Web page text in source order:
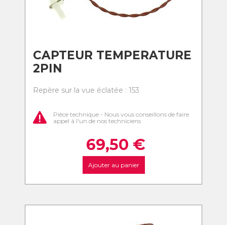
CAPTEUR TEMPERATURE
2PIN
Repère sur la vue éclatée : 153
Pièce technique - Nous vous conseillons de faire
appel à l'un de nos techniciens
69,50 €
Ajouter au panier